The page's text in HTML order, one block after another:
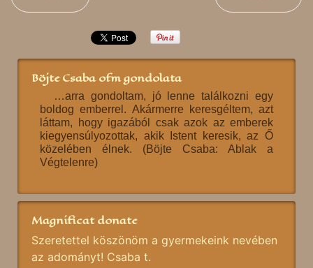
Böjte Csaba ofm gondolata
…arra gondoltam, jó lenne találkozni egy
boldog emberrel. Akármerre keresgéltem, azt
láttam, hogy igazából csak azok az emberek
kiegyensúlyozottak, akik Istent keresik, az Ő
közelében élnek. (Böjte Csaba: Ablak a
Végtelenre)
Magnificat donate
Szeretettel köszönöm a gyermekeink nevében
az adományt! Csaba t.